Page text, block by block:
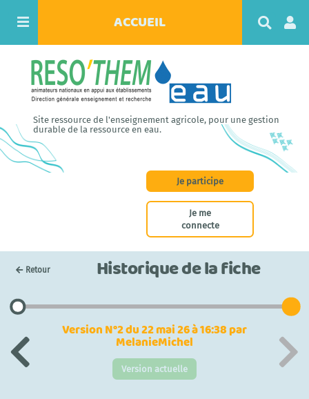
ACCUEIL
c
e
r
Site ressource de l'enseignement agricole, pour une gestion
durable de la ressource en eau.
Je participe
Je me
connecte
Retour Historique de la fiche
Version N°2 du 22 mai 26 à 16:38 par
MelanieMichel
Version actuelle